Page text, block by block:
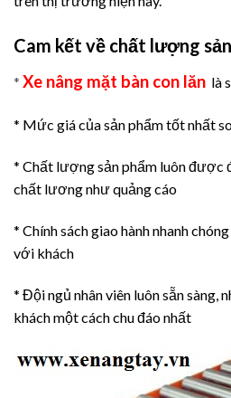
Cam kết về chất lượng
* Xe nâng mặt bàn con lăn là
* Mức giá của sản phẩm tốt nhất
* Chất lượng sản phẩm luôn được
chất lương như quảng cáo
* Chính sách giao hành nhanh
với khách
* Đội ngủ nhân viên luôn sẵn sàng,
khách một cách chu đáo nhất